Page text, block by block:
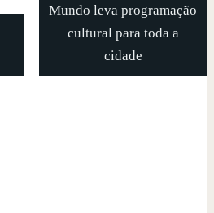
Mundo leva programação
cultural para toda a
cidade